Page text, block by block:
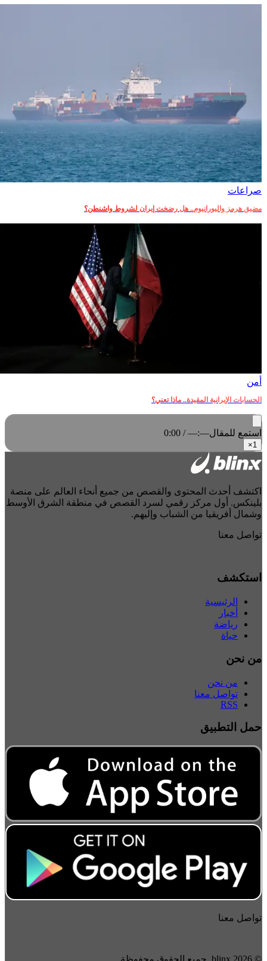
صراعات‎
مضيق هرمز واليورانيوم.. هل رضخت إيران لشروط واشنطن؟
أمن‎
الحسابات الإيرانية المقيدة.. ماذا تعني؟
استمع للمقال 0:00 / —:—
1
×
اكتشف أحدث المحتوى والقصص من جميع أنحاء العالم على منصة
بلينكس. أول مركز رقمي لسرد القصص في منطقة الشرق الأوسط
وشمال أفريقيا من الشباب وإليهم.
تواصل معنا
استكشف
الرئيسية
أخبار
رياضة
حياة
من نحن
من نحن
تواصل معنا
RSS
حمل التطبيق
تواصل معنا
© 2026 blinx. جميع الحقوق محفوظة